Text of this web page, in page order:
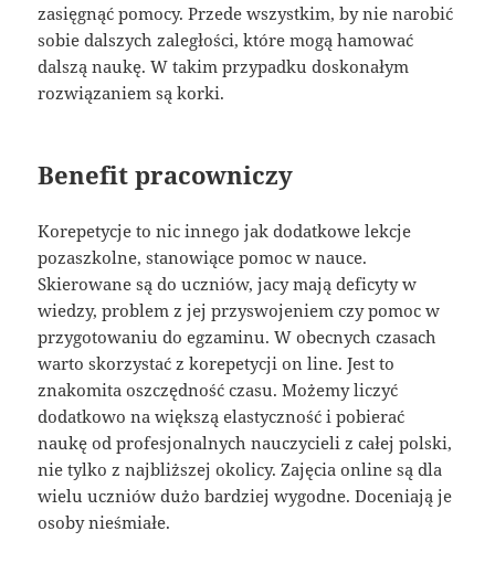
zasięgnąć pomocy. Przede wszystkim, by nie narobić
sobie dalszych zaległości, które mogą hamować
dalszą naukę. W takim przypadku doskonałym
rozwiązaniem są korki.
Benefit pracowniczy
Korepetycje to nic innego jak dodatkowe lekcje
pozaszkolne, stanowiące pomoc w nauce.
Skierowane są do uczniów, jacy mają deficyty w
wiedzy, problem z jej przyswojeniem czy pomoc w
przygotowaniu do egzaminu. W obecnych czasach
warto skorzystać z korepetycji on line. Jest to
znakomita oszczędność czasu. Możemy liczyć
dodatkowo na większą elastyczność i pobierać
naukę od profesjonalnych nauczycieli z całej polski,
nie tylko z najbliższej okolicy. Zajęcia online są dla
wielu uczniów dużo bardziej wygodne. Doceniają je
osoby nieśmiałe.